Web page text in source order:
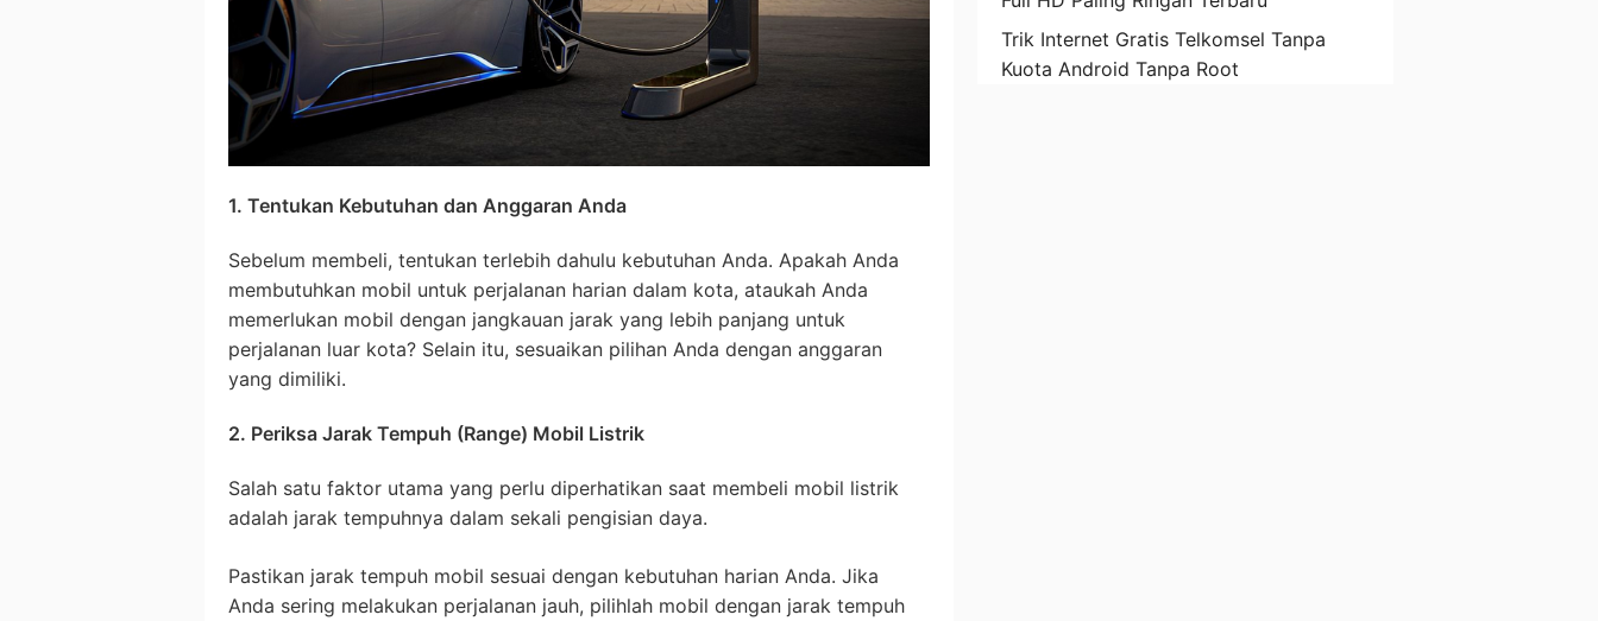
1. Tentukan Kebutuhan dan Anggaran Anda
Sebelum membeli, tentukan terlebih dahulu kebutuhan Anda. Apakah Anda
membutuhkan mobil untuk perjalanan harian dalam kota, ataukah Anda
memerlukan mobil dengan jangkauan jarak yang lebih panjang untuk
perjalanan luar kota? Selain itu, sesuaikan pilihan Anda dengan anggaran
yang dimiliki.
2. Periksa Jarak Tempuh (Range) Mobil Listrik
Salah satu faktor utama yang perlu diperhatikan saat membeli mobil listrik
adalah jarak tempuhnya dalam sekali pengisian daya.
Pastikan jarak tempuh mobil sesuai dengan kebutuhan harian Anda. Jika
Anda sering melakukan perjalanan jauh, pilihlah mobil dengan jarak tempuh
Trik Internet Gratis Telkomsel Tanpa
Kuota Android Tanpa Root